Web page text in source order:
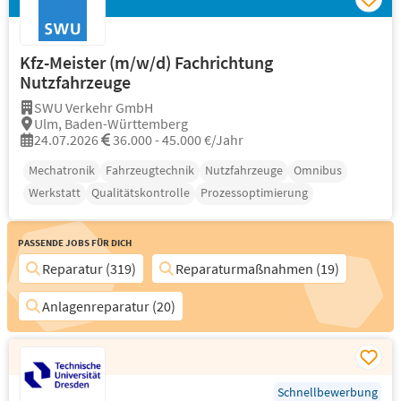
Kfz-Meister (m/w/d) Fachrichtung
Nutzfahrzeuge
SWU Verkehr GmbH
Ulm, Baden-Württemberg
24.07.2026
36.000 - 45.000 €/Jahr
Mechatronik Fahrzeugtechnik Nutzfahrzeuge
Omnibus
Werkstatt
Qualitätskontrolle Prozessoptimierung
Passende Jobs für Dich
Reparatur (319)
Reparaturmaßnahmen (19)
Anlagenreparatur (20)
Schnellbewerbung